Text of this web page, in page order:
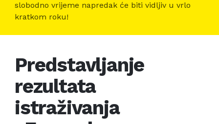
slobodno vrijeme napredak će biti vidljiv u vrlo
kratkom roku!
Predstavljanje
rezultata
istraživanja